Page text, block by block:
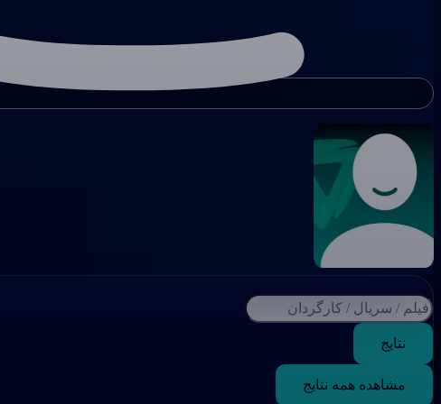
نتایج
مشاهده همه نتایج